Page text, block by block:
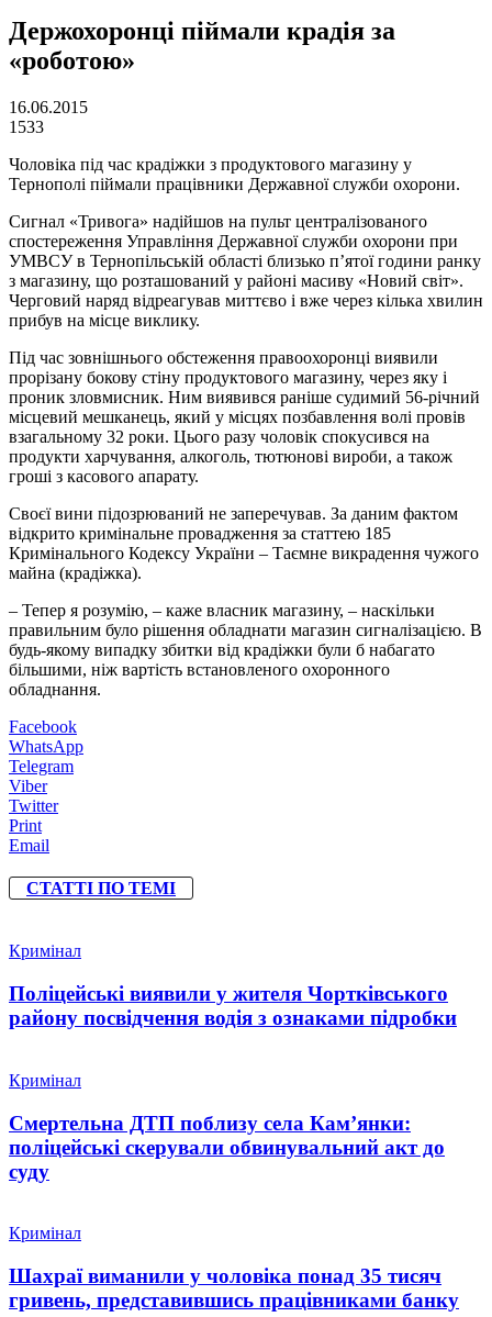
Держохоронці піймали крадія за
«роботою»
16.06.2015
1533
Чоловіка під час крадіжки з продуктового магазину у
Тернополі піймали працівники Державної служби охорони.
Сигнал «Тривога» надійшов на пульт централізованого
спостереження Управління Державної служби охорони при
УМВСУ в Тернопільській області близько п’ятої години ранку
з магазину, що розташований у районі масиву «Новий світ».
Черговий наряд відреагував миттєво і вже через кілька хвилин
прибув на місце виклику.
Під час зовнішнього обстеження правоохоронці виявили
прорізану бокову стіну продуктового магазину, через яку і
проник зловмисник. Ним виявився раніше судимий 56-річний
місцевий мешканець, який у місцях позбавлення волі провів
взагальному 32 роки. Цього разу чоловік спокусився на
продукти харчування, алкоголь, тютюнові вироби, а також
гроші з касового апарату.
Своєї вини підозрюваний не заперечував. За даним фактом
відкрито кримінальне провадження за статтею 185
Кримінального Кодексу України – Таємне викрадення чужого
майна (крадіжка).
– Тепер я розумію, – каже власник магазину, – наскільки
правильним було рішення обладнати магазин сигналізацією. В
будь-якому випадку збитки від крадіжки були б набагато
більшими, ніж вартість встановленого охоронного
обладнання.
Facebook
WhatsApp
Telegram
Viber
Twitter
Print
Email
СТАТТІ ПО ТЕМІ
Кримінал
Поліцейські виявили у жителя Чортківського
району посвідчення водія з ознаками підробки
Кримінал
Смертельна ДТП поблизу села Кам’янки:
поліцейські скерували обвинувальний акт до
суду
Кримінал
Шахраї виманили у чоловіка понад 35 тисяч
гривень, представившись працівниками банку